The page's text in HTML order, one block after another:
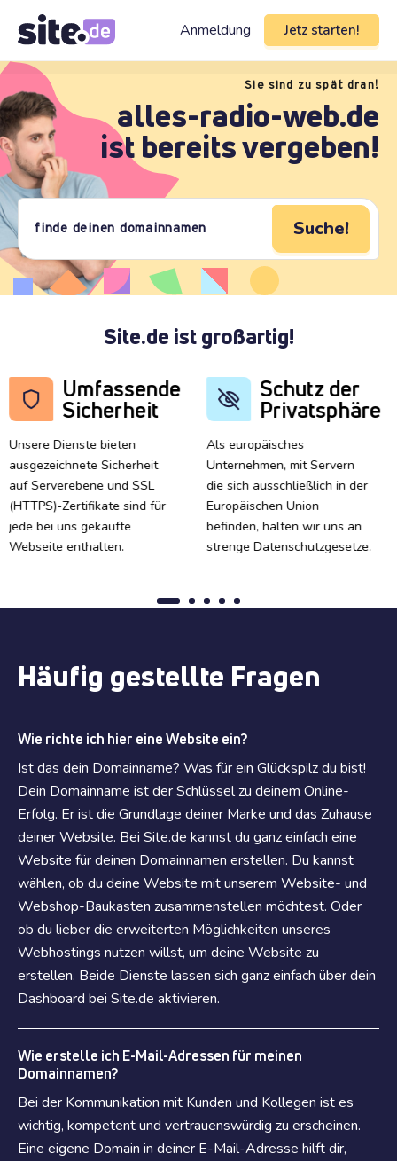
Anmeldung Jetz starten!
Sie sind zu spät dran!
alles-radio-web.de
ist bereits vergeben!
Suche!
Site.de ist großartig!
Umfassende
Sicherheit
Unsere Dienste bieten
ausgezeichnete Sicherheit
auf Serverebene und SSL
(HTTPS)-Zertifikate sind für
jede bei uns gekaufte
Webseite enthalten.
Schutz der
Privatsphäre
Als europäisches
Unternehmen, mit Servern
die sich ausschließlich in der
Europäischen Union
befinden, halten wir uns an
strenge Datenschutzgesetze.
Häufig gestellte Fragen
Wie richte ich hier eine Website ein?
Ist das dein Domainname? Was für ein Glückspilz du bist!
Dein Domainname ist der Schlüssel zu deinem Online-
Erfolg. Er ist die Grundlage deiner Marke und das Zuhause
deiner Website. Bei Site.de kannst du ganz einfach eine
Website für deinen Domainnamen erstellen. Du kannst
wählen, ob du deine Website mit unserem Website- und
Webshop-Baukasten zusammenstellen möchtest. Oder
ob du lieber die erweiterten Möglichkeiten unseres
Webhostings nutzen willst, um deine Website zu
erstellen. Beide Dienste lassen sich ganz einfach über dein
Dashboard bei Site.de aktivieren.
Wie erstelle ich E-Mail-Adressen für meinen
Domainnamen?
Bei der Kommunikation mit Kunden und Kollegen ist es
wichtig, kompetent und vertrauenswürdig zu erscheinen.
Eine eigene Domain in deiner E-Mail-Adresse hilft dir,